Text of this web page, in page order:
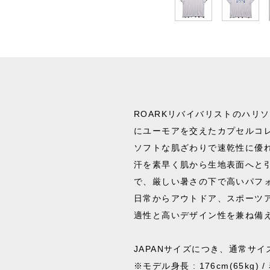
ROARKリバイバリストのハリ
にユーモアを交えたカプセルコ
ソフトな肌ざわりで速乾性に
汗を素早く肌から生地表面へと
で、厳しい暑さの下で高いパフ
日常からアウトドア、スポーツ
適性と高いデザイン性を兼ね備
JAPANサイズにつき、通常サイ
※モデル身長 : 176cm(65kg) /